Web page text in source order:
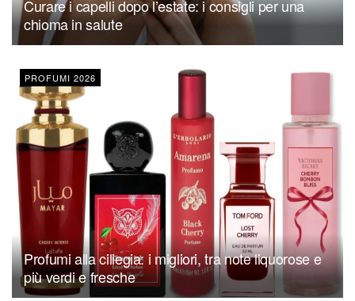
Curare i capelli dopo l’estate: i consigli per una
chioma in salute
PROFUMI 2026
Profumi alla ciliegia: i migliori, tra note liquorose e
più verdi e fresche